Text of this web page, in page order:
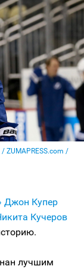
/ ZUMAPRESS.com /
Джон Купер
Кучеров
лучшим